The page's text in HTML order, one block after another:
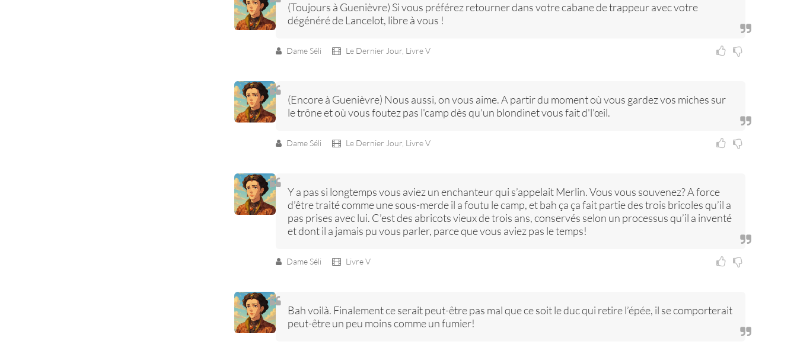
(Toujours à Guenièvre) Si vous préférez retourner dans votre cabane de trappeur avec votre
dégénéré de Lancelot, libre à vous !
Dame Séli Le Dernier Jour, Livre V
(Encore à Guenièvre) Nous aussi, on vous aime. A partir du moment où vous gardez vos miches sur
le trône et où vous foutez pas l'camp dès qu'un blondinet vous fait d'l'œil.
Dame Séli Le Dernier Jour, Livre V
Y a pas si longtemps vous aviez un enchanteur qui s’appelait Merlin. Vous vous souvenez? A force
d’être traité comme une sous-merde il a foutu le camp, et bah ça ça fait partie des trois bricoles qu’il a
pas prises avec lui. C’est des abricots vieux de trois ans, conservés selon un processus qu’il a inventé
et dont il a jamais pu vous parler, parce que vous aviez pas le temps!
Dame Séli Livre V
Bah voilà. Finalement ce serait peut-être pas mal que ce soit le duc qui retire l’épée, il se comporterait
peut-être un peu moins comme un fumier!